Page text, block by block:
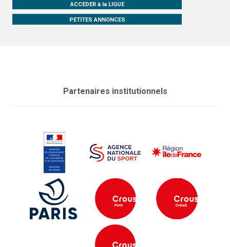
ACCEDER à la LIGUE
PETITES ANNONCES
Partenaires institutionnels